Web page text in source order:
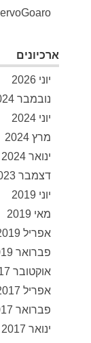
ארכיונים
יוני 2026
נובמבר 2024
יוני 2024
מרץ 2024
ינואר 2024
דצמבר 2023
יוני 2019
מאי 2019
אפריל 2019
פברואר 2019
אוקטובר 2017
אפריל 2017
פברואר 2017
ינואר 2017